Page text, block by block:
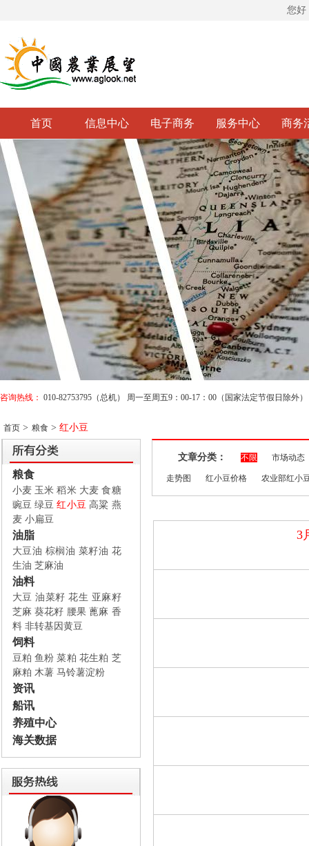
您好
首页 信息中心 电子商务 服务中心 商务
咨询热线： 010-82753795（总机） 周一至周五9：00-17：00（国家法定节假日除外）
首页 > 粮食 > 红小豆
粮食
小麦 玉米 稻米 大麦 食糖
豌豆 绿豆 红小豆 高粱 燕
麦 小扁豆
油脂
大豆油 棕榈油 菜籽油 花
生油 芝麻油
油料
大豆 油菜籽 花生 亚麻籽
芝麻 葵花籽 腰果 蓖麻 香
料 非转基因黄豆
饲料
豆粕 鱼粉 菜粕 花生粕 芝
麻粕 木薯 马铃薯淀粉
资讯
船讯
养殖中心
海关数据
文章分类： 不限 市场动态
走势图 红小豆价格 农业部红小
3